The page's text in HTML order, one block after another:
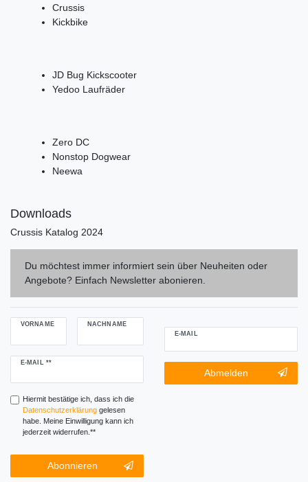
Crussis
Kickbike
JD Bug Kickscooter
Yedoo Laufräder
Zero DC
Nonstop Dogwear
Neewa
Downloads
Crussis Katalog 2024
Du möchtest immer informiert sein über Neuheiten oder
Angebote? Einfach Newsletter abonieren.
VORNAME NACHNAME
E-MAIL **
Newsletter
Hiermit bestätige ich, dass ich die
Daten­schutz­erklärunggelesen
habe. Meine Einwilligung kann ich
jederzeit widerrufen.**
Abonnieren
E-MAIL
Newsletter-
Abmeldung
Abmelden